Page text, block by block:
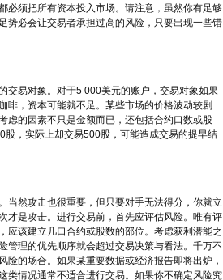
必须把所有资本投入市场。请注意，虽然你有足够
势必会让交易者承担过高的风险，只要出现一些错
易对象。对于5 000美元的账户，交易对象如果
啡，资本可能就不足。某些市场的价格波动较剧
虑的因素不只是金额而已，还包括合约口数或股
，实际上却交易500股，可能造成交易的提早结
然攻击也很重要，但只要对手无法得分，你就立
才是攻击。进行交易前，首先应评估风险。唯有评
应该建立几口合约或股数的部位。考虑获利潜能之
管理的优先顺序就会超过交易决策与看法。千万不
的场合。如果某重要数据或经济报告即将出炉，
类情况通常不适合进行交易。如果你不确定风险究